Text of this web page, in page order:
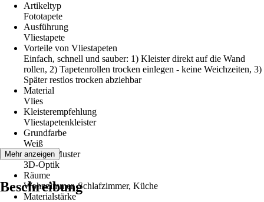
Artikeltyp
Fototapete
Ausführung
Vliestapete
Vorteile von Vliestapeten
Einfach, schnell und sauber: 1) Kleister direkt auf die Wand
rollen, 2) Tapetenrollen trocken einlegen - keine Weichzeiten, 3)
Später restlos trocken abziehbar
Material
Vlies
Kleisterempfehlung
Vliestapetenkleister
Grundfarbe
Weiß
Dekor / Muster
3D-Optik
Räume
Wohnzimmer, Schlafzimmer, Küche
Materialstärke
Mehr anzeigen
Beschreibung